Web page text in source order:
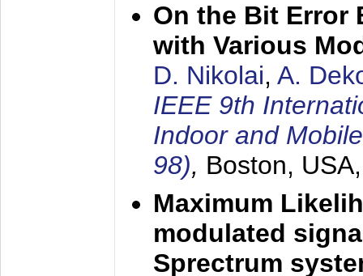
On the Bit Error
with Various
D. Nikolai, A.
IEEE 9th
Indoor and
98), Boston,
Maximum
modulated
Sprectrum